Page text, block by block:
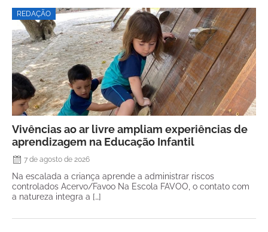
REDAÇÃO
Vivências ao ar livre ampliam experiências de
aprendizagem na Educação Infantil
7 de agosto de 2026
Na escalada a criança aprende a administrar riscos
controlados Acervo/Favoo Na Escola FAVOO, o contato com
a natureza integra a […]